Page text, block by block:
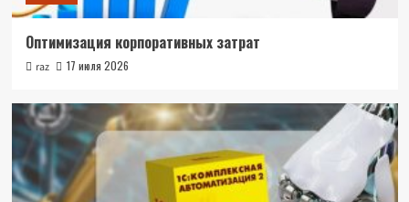
Оптимизация корпоративных затрат
raz 17 июля 2026